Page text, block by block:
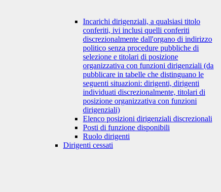
Incarichi dirigenziali, a qualsiasi titolo
conferiti, ivi inclusi quelli conferiti
discrezionalmente dall'organo di indirizzo
politico senza procedure pubbliche di
selezione e titolari di posizione
organizzativa con funzioni dirigenziali (da
pubblicare in tabelle che distinguano le
seguenti situazioni: dirigenti, dirigenti
individuati discrezionalmente, titolari di
posizione organizzativa con funzioni
dirigenziali)
Elenco posizioni dirigenziali discrezionali
Posti di funzione disponibili
Ruolo dirigenti
Dirigenti cessati